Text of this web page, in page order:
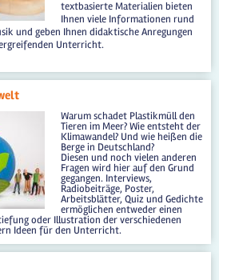
textbasierte Materialien bieten
Ihnen viele Informationen rund
und geben Ihnen didaktische Anregungen
Unterricht.
Warum schadet Plastikmüll den
Tieren im Meer? Wie entsteht der
Klimawandel? Und wie heißen die
Berge in Deutschland?
Diesen und noch vielen anderen
Fragen wird hier auf den Grund
gegangen. Interviews,
Radiobeiträge, Poster,
Arbeitsblätter, Quiz und Gedichte
ermöglichen entweder einen
oder Illustration der verschiedenen
Ideen für den Unterricht.